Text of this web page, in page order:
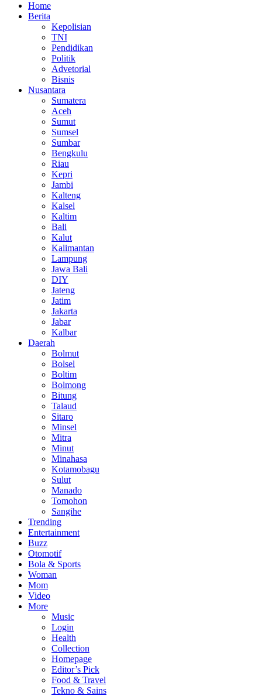
Home
Berita
Kepolisian
TNI
Pendidikan
Politik
Advetorial
Bisnis
Nusantara
Sumatera
Aceh
Sumut
Sumsel
Sumbar
Bengkulu
Riau
Kepri
Jambi
Kalteng
Kalsel
Kaltim
Bali
Kalut
Kalimantan
Lampung
Jawa Bali
DIY
Jateng
Jatim
Jakarta
Jabar
Kalbar
Daerah
Bolmut
Bolsel
Boltim
Bolmong
Bitung
Talaud
Sitaro
Minsel
Mitra
Minut
Minahasa
Kotamobagu
Sulut
Manado
Tomohon
Sangihe
Trending
Entertainment
Buzz
Otomotif
Bola & Sports
Woman
Mom
Video
More
Music
Login
Health
Collection
Homepage
Editor’s Pick
Food & Travel
Tekno & Sains